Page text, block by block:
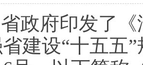
政府印发了
建设“十五五